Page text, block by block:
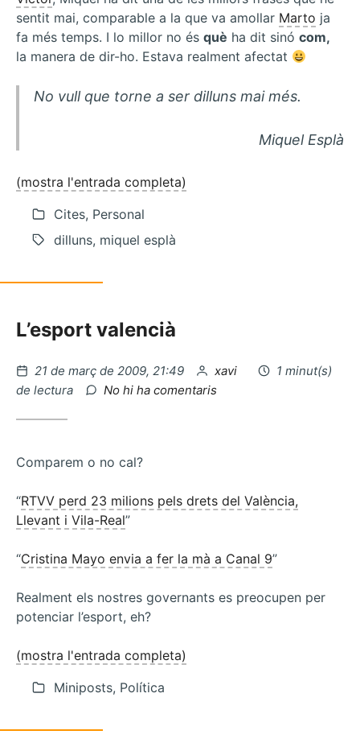
sentit mai, comparable a la que va amollar Marto ja
fa més temps. I lo millor no és què ha dit sinó com,
la manera de dir-ho. Estava realment afectat
No vull que torne a ser dilluns mai més.
Miquel Esplà
(mostra l'entrada completa)
Cites, Personal
dilluns, miquel esplà
L’esport valencià
Publicat
el
21 de març de 2009, 21:49 per
xavi
1 minut(s)
de lectura
No hi ha comentaris
Comparem o no cal?
“RTVV perd 23 milions pels drets del València,
Llevant i Vila-Real”
“Cristina Mayo envia a fer la mà a Canal 9”
Realment els nostres governants es preocupen per
potenciar l’esport, eh?
(mostra l'entrada completa)
Miniposts, Política